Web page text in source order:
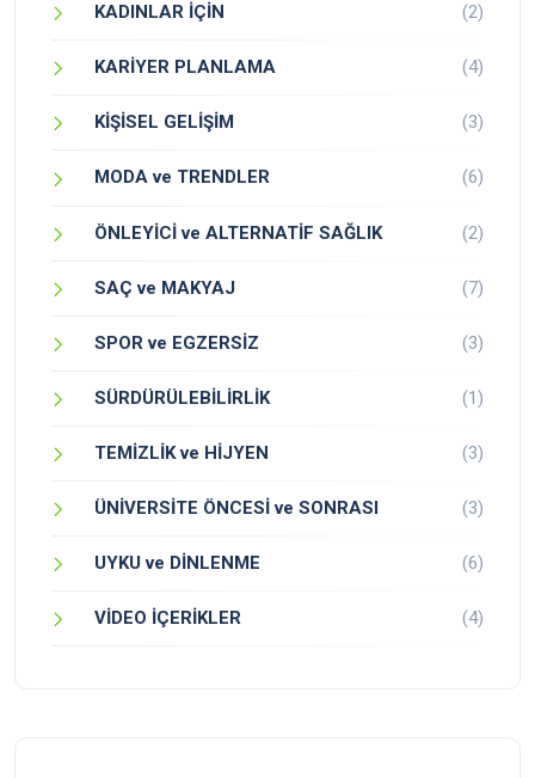
KADINLAR İÇİN (2)
KARİYER PLANLAMA (4)
KİŞİSEL GELİŞİM (3)
MODA ve TRENDLER (6)
ÖNLEYİCİ ve ALTERNATİF SAĞLIK (2)
SAÇ ve MAKYAJ (7)
SPOR ve EGZERSİZ (3)
SÜRDÜRÜLEBİLİRLİK (1)
TEMİZLİK ve HİJYEN (3)
ÜNİVERSİTE ÖNCESİ ve SONRASI (3)
UYKU ve DİNLENME (6)
VİDEO İÇERİKLER (4)